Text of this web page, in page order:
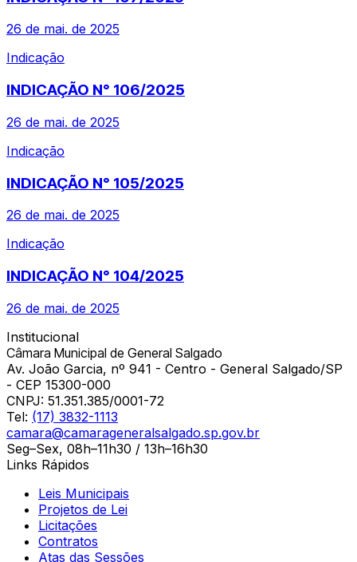
26 de mai. de 2025
Indicação
INDICAÇÃO N° 106/2025
26 de mai. de 2025
Indicação
INDICAÇÃO N° 105/2025
26 de mai. de 2025
Indicação
INDICAÇÃO N° 104/2025
26 de mai. de 2025
Institucional
Câmara Municipal de General Salgado
Av. João Garcia, nº 941 - Centro - General Salgado/SP
- CEP 15300-000
CNPJ: 51.351.385/0001-72
Tel: (17) 3832-1113
camara@camarageneralsalgado.sp.gov.br
Seg–Sex, 08h–11h30 / 13h–16h30
Links Rápidos
Leis Municipais
Projetos de Lei
Licitações
Contratos
Atas das Sessões